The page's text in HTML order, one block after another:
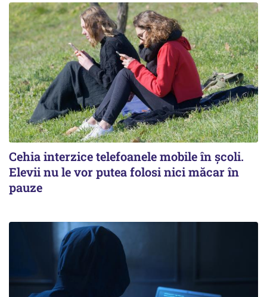
Cehia interzice telefoanele mobile în școli.
Elevii nu le vor putea folosi nici măcar în
pauze